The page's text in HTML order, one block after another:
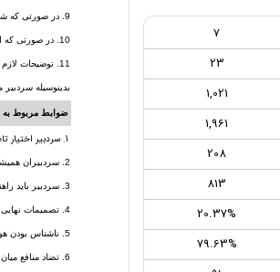
7
23
1,021
1,961
208
813
20.37%
79.63%
9. در صورتی که شرایطی برای داور پیش آید که نتواند در مدت زمان در نظر گرفته شده نتیجه داوری را ارسال نماید به دفتر نشریه اطلاع دهد.
10. در صورتی که از روی مقاله بدون نام، هویت نویسنده را تشخیص دهند، به منظور جلوگیری تضاد منافع دفتر نشریه را از این امر مطلع نمایند.
11. توضیحات
بدینوسیله
ضوابط مربوط به
1. سردبیر اختیار تام در رد یا قبول هر مقاله داشته و کیفیت کلی مقالات منتشر شده بر عهده آنهاست.
2. سردبیران همیشه باید استراتژی‌هایی را به منظور بالا بردن کیفیت مقالات، پیشنهاد داده و اجرا کنند.
3. سردبیر باید راهنمایی های لازم درخصوص هر آنچه که از نویسنده انتظار دارد را در اختیار آنها بگذارد. این دستورالعمل ها باید به طور منظم به روز و در صورت امکان به این ضوابط ارجاع شود.
4. تصمیمات نهایی نباید بدون ادله محکم لغو شود و جنسیت، ملیت، قومیت، نژاد و مذهب نویسندگان تصمیم سردبیری را تحت الشعاع قرار دهد.
5. ناشناس بودن هویت داوران و نویسندگان تا زمانی که تصمیمی در مورد مقاله اتخاذ نشده است، باید حفظ شود.
6. تضاد منافع میان اعضای هیأت تحریریه، نویسندگان و داوران باید به‌درستی حل و فصل شود.